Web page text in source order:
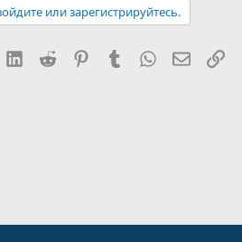
или зарегистрируйтесь.
LinkedIn
Reddit PinterestTumblr WhatsApp